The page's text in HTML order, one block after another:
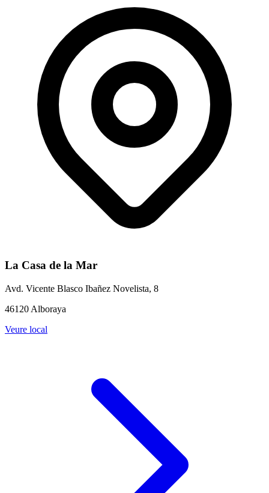
La Casa de la Mar
Avd. Vicente Blasco Ibañez Novelista, 8
46120 Alboraya
Veure local